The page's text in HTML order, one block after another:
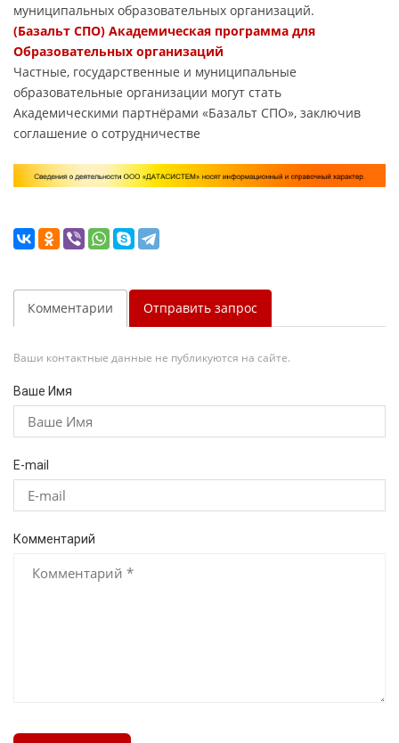
муниципальных образовательных организаций.
(Базальт СПО) Академическая программа для
Образовательных организаций
Частные, государственные и муниципальные
образовательные организации могут стать
Академическими партнёрами «Базальт СПО», заключив
соглашение о сотрудничестве
Комментарии Отправить запрос
Ваши контактные данные не публикуются на сайте.
Ваше Имя
E-mail
Комментарий